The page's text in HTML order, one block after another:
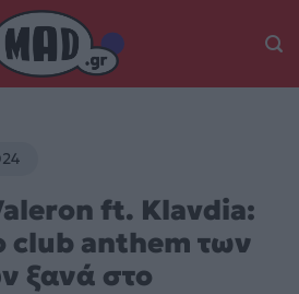
ft. Klavdia:
club anthem των
ξανά στο